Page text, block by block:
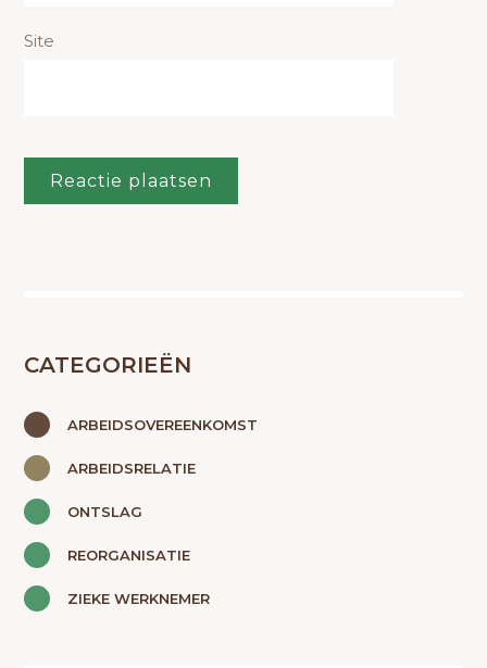
Site
CATEGORIEËN
ARBEIDSOVEREENKOMST
ARBEIDSRELATIE
ONTSLAG
REORGANISATIE
ZIEKE WERKNEMER